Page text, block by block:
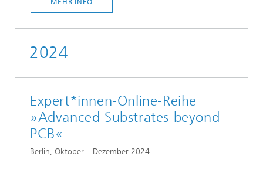
MEHR INFO
2024
Expert*innen-Online-Reihe
­»Advanced Substrates beyond
PCB«
Berlin, Oktober – Dezember 2024